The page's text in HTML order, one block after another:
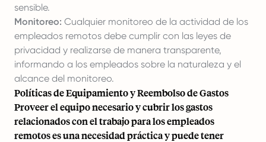
sensible.
Monitoreo: Cualquier monitoreo de la actividad de los
empleados remotos debe cumplir con las leyes de
privacidad y realizarse de manera transparente,
informando a los empleados sobre la naturaleza y el
alcance del monitoreo.
Políticas de Equipamiento y Reembolso de Gastos
Proveer el equipo necesario y cubrir los gastos
relacionados con el trabajo para los empleados
remotos es una necesidad práctica y puede tener